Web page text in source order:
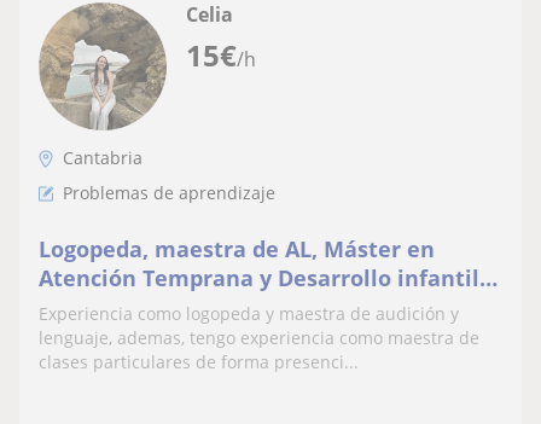
15€/h
Celia
Cantabria
Problemas de aprendizaje
Logopeda, maestra de AL, Máster en
Atención Temprana y Desarrollo infantil,
finalizando maestra de Ed. infantil.
Experiencia como logopeda y maestra de audición y
lenguaje, ademas, tengo experiencia como maestra de
clases particulares de forma presenci...